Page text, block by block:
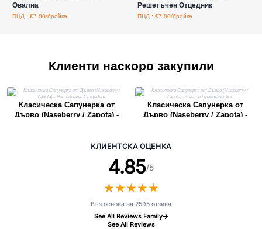
Овална
ПЦД : €7.80/бройка
Решетъчен Отцедник
ПЦД : €7.80/бройка
Клиенти наскоро закупили
Класическа Сапунерка от
Дърво (Naseberry / Zapota) -
Класическа Сапунерка от
Дърво (Naseberry / Zapota) -
КЛИЕНТСКА ОЦЕНКА
4.85/5
★★★★★
★★★★★
Въз основа на 2595 отзива
See All Reviews Family
See All Reviews